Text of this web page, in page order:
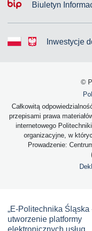
Biuletyn
Inwestycje
©
Całkowitą
przepisami prawa
internetowego
organizacyjne, w
Prowadzenie:
„E-Politechnika Śląska
utworzenie platformy
elektronicznych usług